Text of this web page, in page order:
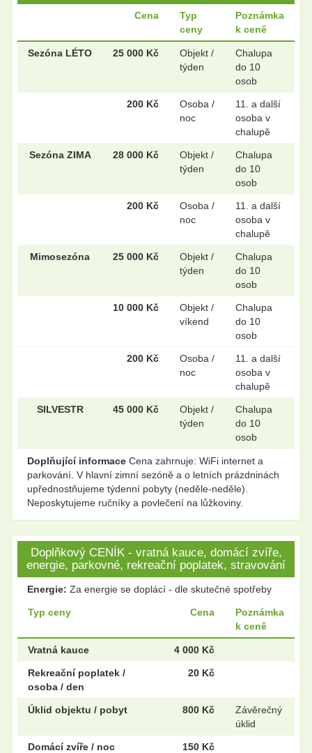
Cena
Typ
ceny
Poznámka
k ceně
Sezóna LÉTO 25 000 Kč
Objekt /
týden
Chalupa
do 10
osob
200 Kč
Osoba /
noc
11. a další
osoba v
chalupě
Sezóna ZIMA 28 000 Kč
Objekt /
týden
Chalupa
do 10
osob
200 Kč
Osoba /
noc
11. a další
osoba v
chalupě
Mimosezóna 25 000 Kč
Objekt /
týden
Chalupa
do 10
osob
10 000 Kč
Objekt /
víkend
Chalupa
do 10
osob
200 Kč
Osoba /
noc
11. a další
osoba v
chalupě
SILVESTR 45 000 Kč
Objekt /
týden
Chalupa
do 10
osob
Doplňující informace Cena zahrnuje: WiFi internet a
parkování. V hlavní zimní sezóně a o letních prázdninách
upřednostňujeme týdenní pobyty (neděle-neděle).
Neposkytujeme ručníky a povlečení na lůžkoviny.
Doplňkový CENÍK - vratná kauce, domácí zvíře,
energie, parkovné, rekreační poplatek, stravování
Energie: Za energie se doplácí - dle skutečné spotřeby
Typ ceny Cena
Poznámka
k ceně
Vratná kauce 4 000 Kč
Rekreační poplatek /
osoba / den
20 Kč
Úklid objektu / pobyt 800 Kč
Závěrečný
úklid
Domácí zvíře / noc 150 Kč